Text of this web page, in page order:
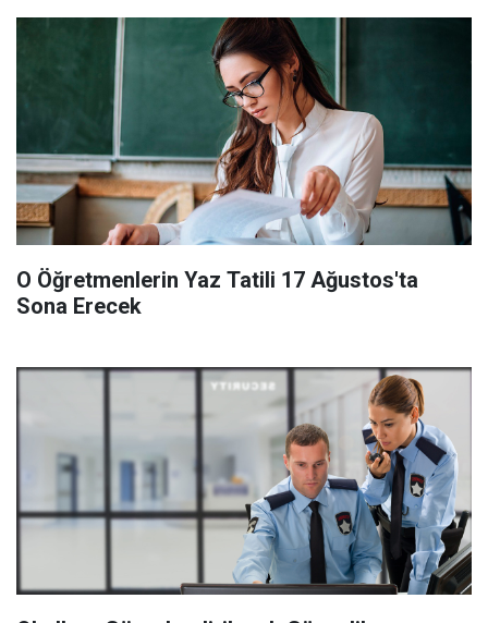
O Öğretmenlerin Yaz Tatili 17 Ağustos'ta
Sona Erecek